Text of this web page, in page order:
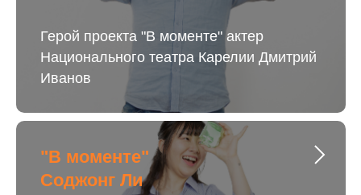
Герой проекта "В моменте" актер
Национального театра Карелии Дмитрий
Иванов
"В моменте"
Соджонг Ли